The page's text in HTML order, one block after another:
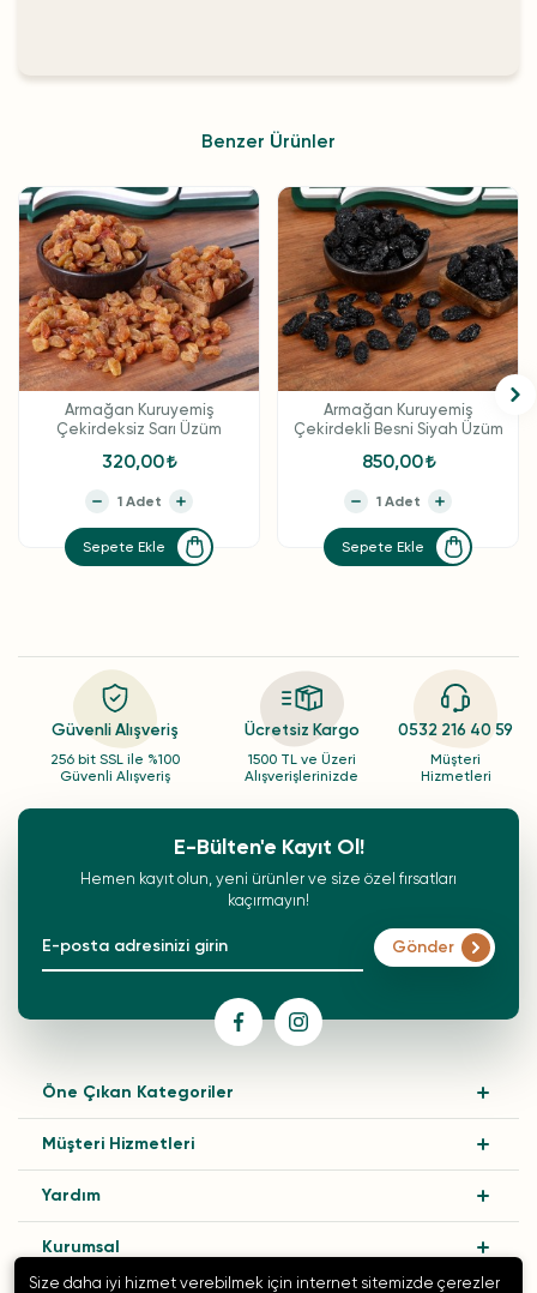
Benzer Ürünler
Armağan Kuruyemiş
Çekirdeksiz Sarı Üzüm
320,00
Sepete Ekle
Armağan Kuruyemiş
Çekirdekli Besni Siyah Üzüm
850,00
Sepete Ekle
Güvenli Alışveriş
256 bit SSL ile %100
Güvenli Alışveriş
Ücretsiz Kargo
1500 TL ve Üzeri
Alışverişlerinizde
0532 216 40 59
Müşteri
Hizmetleri
E-Bülten'e Kayıt Ol!
Hemen kayıt olun, yeni ürünler ve size özel fırsatları
kaçırmayın!
Gönder
Öne Çıkan Kategoriler
Müşteri Hizmetleri
Yardım
Kurumsal
Size daha iyi hizmet verebilmek için internet sitemizde çerezler